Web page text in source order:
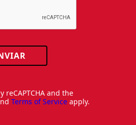
reCAPTCHA and the
Terms of Service apply.